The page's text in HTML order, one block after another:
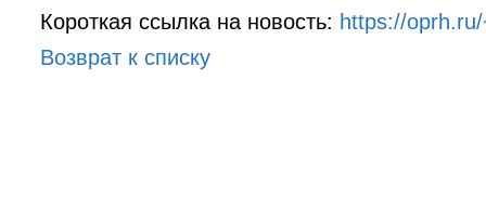
Короткая ссылка на новость: https://
Возврат к списку